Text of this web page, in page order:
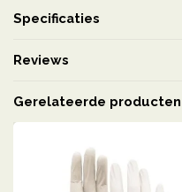
Specificaties
Reviews
Gerelateerde producten